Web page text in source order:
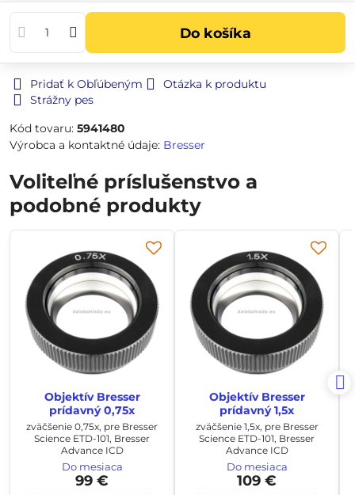
Do košíka
Pridať k Obľúbeným
Otázka k produktu
Strážny pes
Kód tovaru: 5941480
Výrobca a kontaktné údaje: Bresser
Voliteľné príslušenstvo a
podobné produkty
Objektív Bresser
prídavný 0,75x
zväčšenie 0,75x, pre Bresser
Science ETD-101, Bresser
Advance ICD
Do mesiaca
99 €
Objektív Bresser
prídavný 1,5x
zväčšenie 1,5x, pre Bresser
Science ETD-101, Bresser
Advance ICD
Do mesiaca
109 €